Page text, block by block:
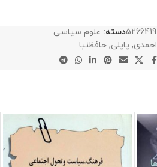
5266419دسته: علوم سیاسی
احمدی, پاپلی, حافظنیا